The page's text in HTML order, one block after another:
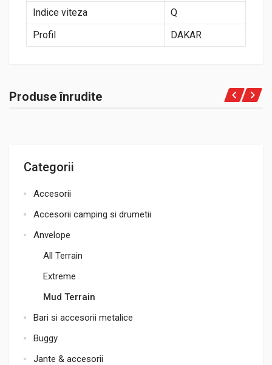
Categorii
Accesorii
Accesorii camping si drumetii
Anvelope
All Terrain
Extreme
Mud Terrain
Bari si accesorii metalice
Buggy
Jante & accesorii
Indice viteza
Q
Profil
DAKAR
Produse înrudite